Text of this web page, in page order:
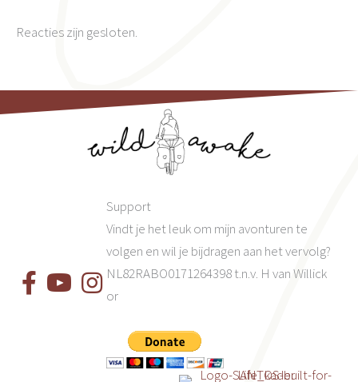
Reacties zijn gesloten.
Support
Vindt je het leuk om mijn avonturen te
volgen en wil je bijdragen aan het vervolg?
NL82RABO0171264398 t.n.v. H van Willick
or